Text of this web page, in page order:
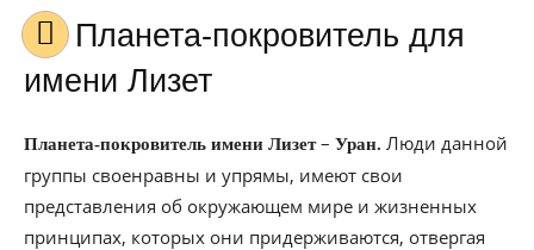
Планета-покровитель для
имени Лизет
Планета-покровитель имени Лизет– Уран. Люди данной
группы своенравны и упрямы, имеют свои
представления об окружающем мире и жизненных
принципах, которых они придерживаются, отвергая